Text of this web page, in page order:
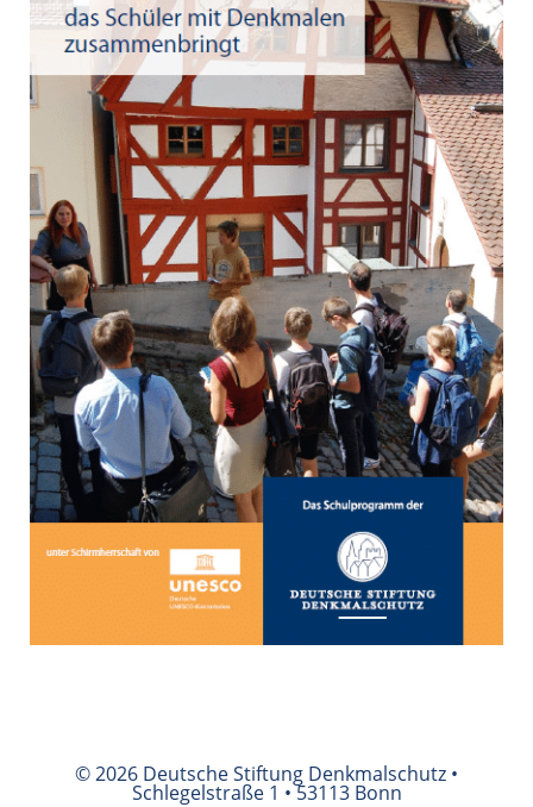
© 2026 Deutsche Stiftung Denkmalschutz •
Schlegelstraße 1 • 53113 Bonn